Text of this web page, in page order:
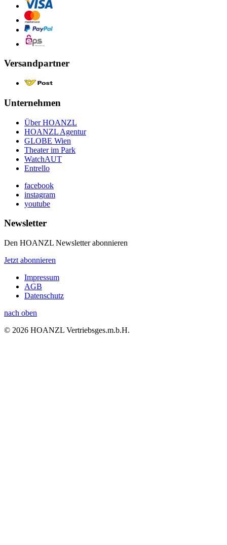
Versandpartner
Unternehmen
Über HOANZL
HOANZL Agentur
GLOBE Wien
Theater im Park
WatchAUT
Entrello
facebook
instagram
youtube
Newsletter
Den HOANZL Newsletter abonnieren
Jetzt abonnieren
Impressum
AGB
Datenschutz
nach oben
© 2026 HOANZL Vertriebsges.m.b.H.